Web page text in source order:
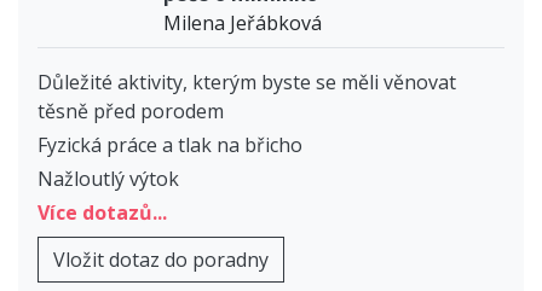
Milena Jeřábková
Důležité aktivity, kterým byste se měli věnovat
těsně před porodem
Fyzická práce a tlak na břicho
Nažloutlý výtok
Více dotazů...
Vložit dotaz do poradny